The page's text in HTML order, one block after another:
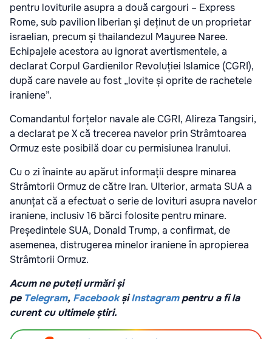
pentru loviturile asupra a două cargouri – Express
Rome, sub pavilion liberian și deținut de un proprietar
israelian, precum și thailandezul Mayuree Naree.
Echipajele acestora au ignorat avertismentele, a
declarat Corpul Gardienilor Revoluției Islamice (CGRI),
după care navele au fost „lovite și oprite de rachetele
iraniene”.
Comandantul forțelor navale ale CGRI, Alireza Tangsiri,
a declarat pe X că trecerea navelor prin Strâmtoarea
Ormuz este posibilă doar cu permisiunea Iranului.
Cu o zi înainte au apărut informații despre minarea
Strâmtorii Ormuz de către Iran. Ulterior, armata SUA a
anunțat că a efectuat o serie de lovituri asupra navelor
iraniene, inclusiv 16 bărci folosite pentru minare.
Președintele SUA, Donald Trump, a confirmat, de
asemenea, distrugerea minelor iraniene în apropierea
Strâmtorii Ormuz.
Acum ne puteți urmări și
pe Telegram, Facebook șiInstagrampentru a fi la
curent cu ultimele știri.